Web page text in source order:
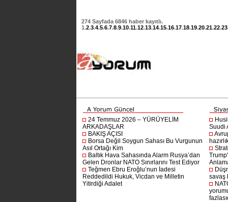
274 Sayfada 6846 haber kayıtlı.
1.2.3.4.5.6.7.8.9.10.11.12.13.14.15.16.17.18.19.20.21.22.23
24 Temmuz 2026 – YÜRÜYELİM
ARKADAŞLAR
BAKIŞ AÇISI
Borsa Değil Soygun Sahası Bu Vurgunun
Asıl Ortağı Kim
Baltık Hava Sahasında Alarm Rusya’dan
Gelen Dronlar NATO Sınırlarını Test Ediyor
Teğmen Ebru Eroğlu’nun İadesi
Reddedildi Hukuk, Vicdan ve Milletin
Yitirdiği Adalet
Suudi
savaş